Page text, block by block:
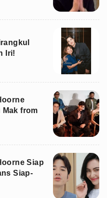
Iri!
Mak from
Siap
Siap-